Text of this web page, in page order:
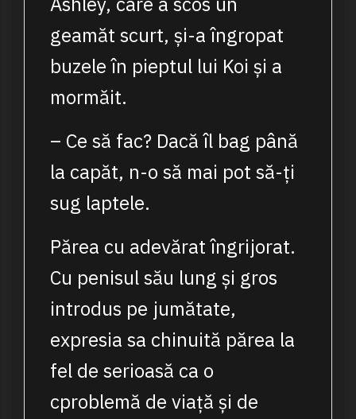
geamăt scurt, și-a îngropat
buzele în pieptul lui Koi și a
mormăit.
– Ce să fac? Dacă îl bag până
la capăt, n-o să mai pot să-ți
sug laptele.
Părea cu adevărat îngrijorat.
Cu penisul său lung și gros
introdus pe jumătate,
expresia sa chinuită părea la
fel de serioasă ca o
cproblemă de viață și de